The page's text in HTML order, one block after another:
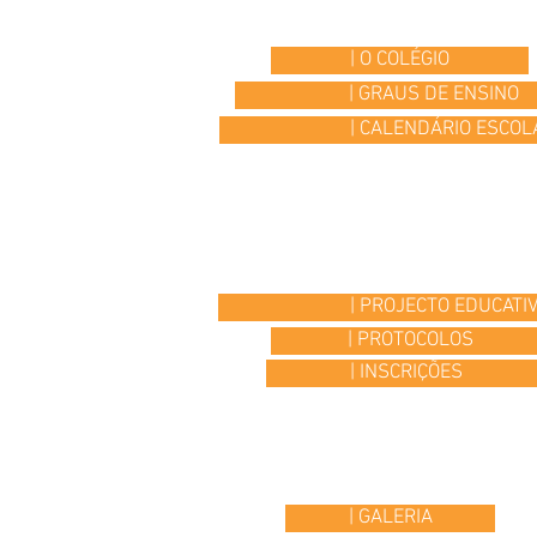
| O COLÉGIO
| GRAUS DE ENSINO
| CALENDÁRIO
| PROJECTO
| PROTOCOLOS
| INSCRIÇÕES
| GALERIA